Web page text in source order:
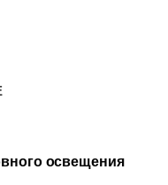
освещения